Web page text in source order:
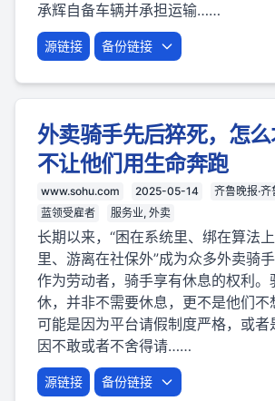
承辉自备车辆并承担运输……
源链接 备份链接
外卖骑手先后猝死，怎
不让他们用生命奔跑
www.sohu.com 2025-05-14
齐鲁晚报·齐
蓝领受雇者
服务业, 外卖
长期以来，“困在系统里、绑在算法
里、游离在社保外”成为众多外卖骑手
作为劳动者，骑手享有休息的权利。
休，并非不需要休息，更不是他们不
可能是因为平台请假制度严格，或者
因不敢或者不舍得请……
源链接 备份链接